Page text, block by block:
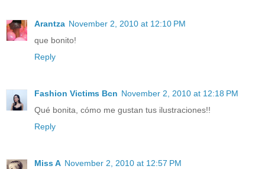
Arantza November 2, 2010 at 12:10 PM
que bonito!
Reply
Fashion Victims Bcn November 2, 2010 at 12:18 PM
Qué bonita, cómo me gustan tus ilustraciones!!
Reply
Miss A November 2, 2010 at 12:57 PM